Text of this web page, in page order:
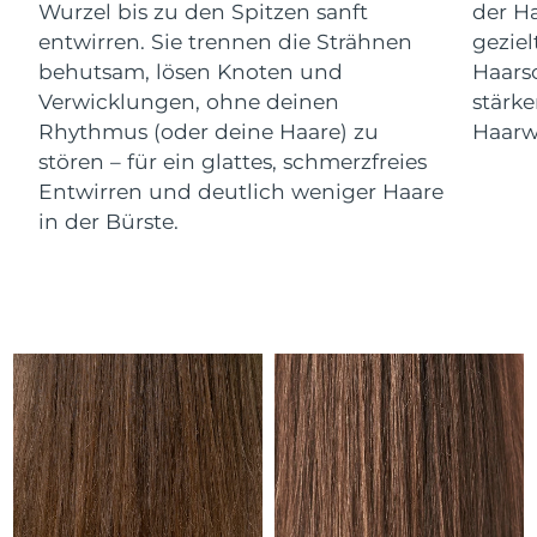
Wurzel bis zu den Spitzen sanft
entwirren. Sie trennen die Strähnen
behutsam, lösen Knoten und
Verwicklungen, ohne deinen
Rhythmus (oder deine Haare) zu
stören – für ein glattes, schmerzfreies
Entwirren und deutlich weniger Haare
in der Bürste.
der
13/08/2026
Israel
Erwartete Lieferung
15/08/2026
Italien
Erwartete Lieferung
11/08/2026
Japan
Erwartete Lieferung
Kasachstan
Erwartete Lieferung
13/08/2026
Kuwait
Erwartete Lieferung
11/08/2026
Lettland
Erwartete Lieferung
11/08/2026